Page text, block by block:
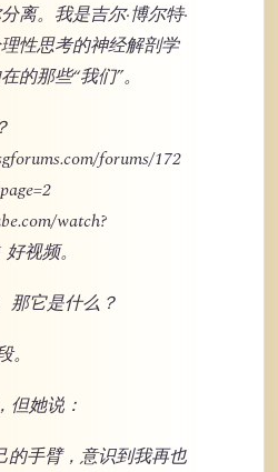
离。我是吉尔·博尔特·
性思考的神经解剖学
的那些“我们”。
forums/172
watch?
视频。
那它是什么？
。
但她说：
的手臂，意识到我再也